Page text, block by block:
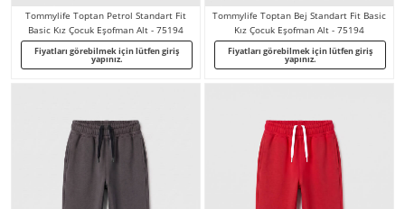
Tommylife Toptan Petrol Standart Fit
Basic Kız Çocuk Eşofman Alt - 75194
Fiyatları görebilmek için lütfen giriş
yapınız.
Tommylife Toptan Bej Standart Fit Basic
Kız Çocuk Eşofman Alt - 75194
Fiyatları görebilmek için lütfen giriş
yapınız.